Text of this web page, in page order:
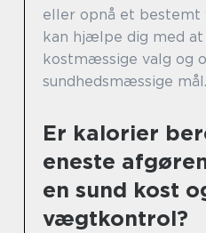
eller opnå et
kan hjælpe dig med
kostmæssige valg og
sundhedsmæssige mål.
Er kalorier
eneste
en sund kost
vægtkontrol?